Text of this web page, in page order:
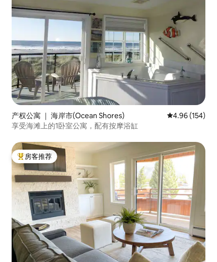
产权公寓 ｜ 海岸市(Ocean Shores) 平均评分 4.96
4.96 (154)
享受海滩上的1卧室公寓，配有按摩浴缸
热门「房客推荐」
房客推荐